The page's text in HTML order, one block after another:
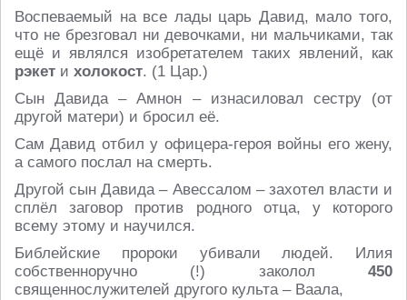
Воспеваемый на все лады царь Давид, мало того,
что не брезговал ни девочками, ни мальчиками, так
ещё и являлся изобретателем таких явлений, как
рэкет и холокост. (1 Цар.)
Сын Давида – Амнон – изнасиловал сестру (от
другой матери) и бросил её.
Сам Давид отбил у офицера-героя войны его жену,
а самого послал на смерть.
Другой сын Давида – Авессалом – захотел власти и
сплёл заговор против родного отца, у которого
всему этому и научился.
Библейские пророки убивали людей. Илия
собственноручно (!) заколол 450
священнослужителей другого культа – Ваала,